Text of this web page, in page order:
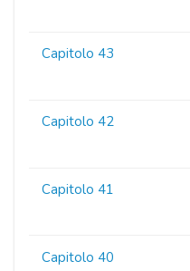
Capitolo 43
Capitolo 42
Capitolo 41
Capitolo 40